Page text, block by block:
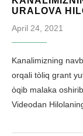
URALOVA
April 24, 2021
Kanalimizning
orqali tòliq grant
òqib malaka
Videodan